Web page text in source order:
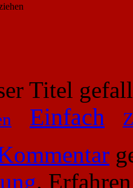
Titel
Einfach
.